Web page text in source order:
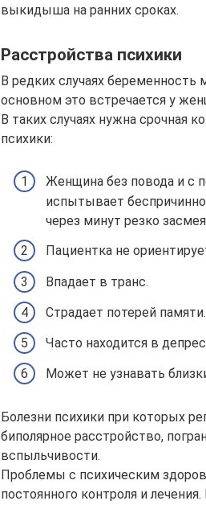
выкидыша на ранних сроках.
Расстройства психики
В редких случаях
основном это встречается у
В таких случаях нужна срочная
психики:
Женщина без повода и с
испытывает
через минут резко
Пациентка не
Впадает в транс.
Страдает потерей памяти.
Часто находится в
Может не узнавать
Болезни психики при которых
биполярное расстройство,
вспыльчивости.
Проблемы с психическим
постоянного контроля и